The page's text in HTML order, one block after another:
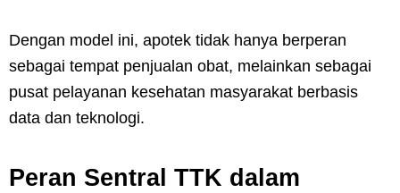
Dengan model ini, apotek tidak hanya berperan
sebagai tempat penjualan obat, melainkan sebagai
pusat pelayanan kesehatan masyarakat berbasis
data dan teknologi.
Peran Sentral TTK dalam